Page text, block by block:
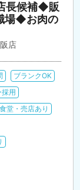
長候補◆販
場◆お肉の
店
ブランクOK
用
食堂・売店あり